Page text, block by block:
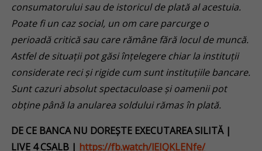
consumatorului sau de istoricul de plată al acestuia.
Poate fi un caz social, un om care parcurge o
perioadă critică sau care rămâne fără locul de muncă.
Astfel de situații pot găsi înțelegere chiar la instituții
considerate reci și rigide cum sunt instituțiile bancare.
Sunt cazuri absolut spectaculoase și oamenii pot
obține până la anularea soldului rămas în plată.
DE CE BANCA NU DOREȘTE EXECUTAREA SILITĂ |
LIVE 4CSALB | https://fb.watch/lEIQKLENfe/